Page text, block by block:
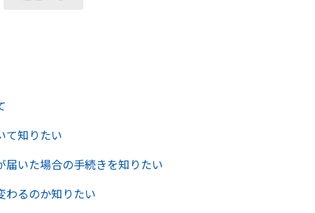
て知りたい
いた場合の手続きを知りたい
わるのか知りたい